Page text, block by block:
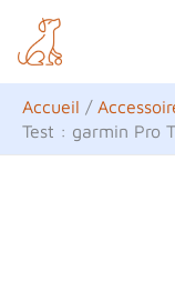
contenu
Accueil
Test : garmin Pro
e
c
h
e